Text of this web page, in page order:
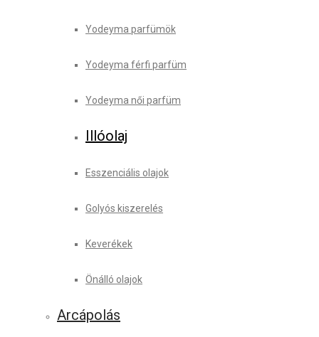
Yodeyma parfümök
Yodeyma férfi parfüm
Yodeyma női parfüm
Illóolaj
Esszenciális olajok
Golyós kiszerelés
Keverékek
Önálló olajok
Arcápolás